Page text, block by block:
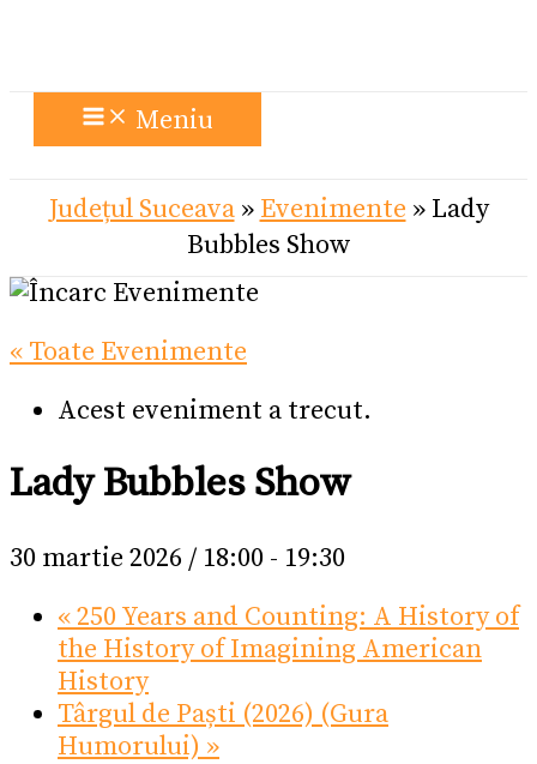
Meniu
Județul Suceava» Evenimente » Lady
Bubbles Show
« Toate Evenimente
Acest eveniment a trecut.
Lady Bubbles Show
30 martie 2026 / 18:00 - 19:30
«250 Years and Counting: A History of
the History of Imagining American
History
Târgul de Paști (2026) (Gura
Humorului) »